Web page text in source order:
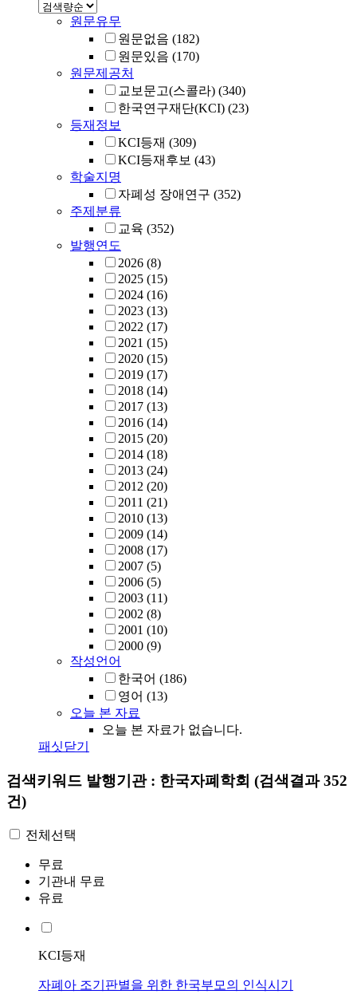
원문유무
원문없음 (182)
원문있음 (170)
원문제공처
교보문고(스콜라) (340)
한국연구재단(KCI) (23)
등재정보
KCI등재 (309)
KCI등재후보 (43)
학술지명
자폐성 장애연구 (352)
주제분류
교육 (352)
발행연도
2026 (8)
2025 (15)
2024 (16)
2023 (13)
2022 (17)
2021 (15)
2020 (15)
2019 (17)
2018 (14)
2017 (13)
2016 (14)
2015 (20)
2014 (18)
2013 (24)
2012 (20)
2011 (21)
2010 (13)
2009 (14)
2008 (17)
2007 (5)
2006 (5)
2003 (11)
2002 (8)
2001 (10)
2000 (9)
작성언어
한국어 (186)
영어 (13)
오늘 본 자료
오늘 본 자료가 없습니다.
패싯닫기
검색키워드 발행기관 : 한국자폐학회 (검색결과 352
건)
전체선택
무료
기관내 무료
유료
KCI등재
자폐아 조기판별을 위한 한국부모의 인식시기